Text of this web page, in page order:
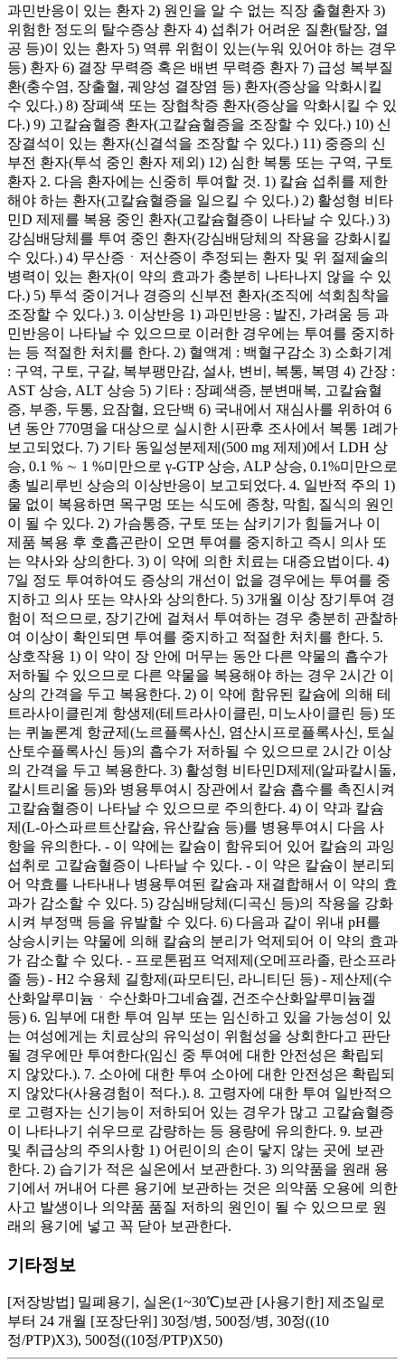
과민반응이 있는 환자 2) 원인을 알 수 없는 직장 출혈환자 3)
위험한 정도의 탈수증상 환자 4) 섭취가 어려운 질환(탈장, 열
공 등)이 있는 환자 5) 역류 위험이 있는(누워 있어야 하는 경우
등) 환자 6) 결장 무력증 혹은 배변 무력증 환자 7) 급성 복부질
환(충수염, 장출혈, 궤양성 결장염 등) 환자(증상을 악화시킬
수 있다.) 8) 장폐색 또는 장협착증 환자(증상을 악화시킬 수 있
다.) 9) 고칼슘혈증 환자(고칼슘혈증을 조장할 수 있다.) 10) 신
장결석이 있는 환자(신결석을 조장할 수 있다.) 11) 중증의 신
부전 환자(투석 중인 환자 제외) 12) 심한 복통 또는 구역, 구토
환자 2. 다음 환자에는 신중히 투여할 것. 1) 칼슘 섭취를 제한
해야 하는 환자(고칼슘혈증을 일으킬 수 있다.) 2) 활성형 비타
민D 제제를 복용 중인 환자(고칼슘혈증이 나타날 수 있다.) 3)
강심배당체를 투여 중인 환자(강심배당체의 작용을 강화시킬
수 있다.) 4) 무산증ㆍ저산증이 추정되는 환자 및 위 절제술의
병력이 있는 환자(이 약의 효과가 충분히 나타나지 않을 수 있
다.) 5) 투석 중이거나 경증의 신부전 환자(조직에 석회침착을
조장할 수 있다.) 3. 이상반응 1) 과민반응 : 발진, 가려움 등 과
민반응이 나타날 수 있으므로 이러한 경우에는 투여를 중지하
는 등 적절한 처치를 한다. 2) 혈액계 : 백혈구감소 3) 소화기계
: 구역, 구토, 구갈, 복부팽만감, 설사, 변비, 복통, 복명 4) 간장 :
AST 상승, ALT 상승 5) 기타 : 장폐색증, 분변매복, 고칼슘혈
증, 부종, 두통, 요잠혈, 요단백 6) 국내에서 재심사를 위하여 6
년 동안 770명을 대상으로 실시한 시판후 조사에서 복통 1례가
보고되었다. 7) 기타 동일성분제제(500 mg 제제)에서 LDH 상
승, 0.1 % ∼ 1 %미만으로 γ-GTP 상승, ALP 상승, 0.1%미만으로
총 빌리루빈 상승의 이상반응이 보고되었다. 4. 일반적 주의 1)
물 없이 복용하면 목구멍 또는 식도에 종창, 막힘, 질식의 원인
이 될 수 있다. 2) 가슴통증, 구토 또는 삼키기가 힘들거나 이
제품 복용 후 호흡곤란이 오면 투여를 중지하고 즉시 의사 또
는 약사와 상의한다. 3) 이 약에 의한 치료는 대증요법이다. 4)
7일 정도 투여하여도 증상의 개선이 없을 경우에는 투여를 중
지하고 의사 또는 약사와 상의한다. 5) 3개월 이상 장기투여 경
험이 적으므로, 장기간에 걸쳐서 투여하는 경우 충분히 관찰하
여 이상이 확인되면 투여를 중지하고 적절한 처치를 한다. 5.
상호작용 1) 이 약이 장 안에 머무는 동안 다른 약물의 흡수가
저하될 수 있으므로 다른 약물을 복용해야 하는 경우 2시간 이
상의 간격을 두고 복용한다. 2) 이 약에 함유된 칼슘에 의해 테
트라사이클린계 항생제(테트라사이클린, 미노사이클린 등) 또
는 퀴놀론계 항균제(노르플록사신, 염산시프로플록사신, 토실
산토수플록사신 등)의 흡수가 저하될 수 있으므로 2시간 이상
의 간격을 두고 복용한다. 3) 활성형 비타민D제제(알파칼시돌,
칼시트리올 등)와 병용투여시 장관에서 칼슘 흡수를 촉진시켜
고칼슘혈증이 나타날 수 있으므로 주의한다. 4) 이 약과 칼슘
제(L-아스파르트산칼슘, 유산칼슘 등)를 병용투여시 다음 사
항을 유의한다. - 이 약에는 칼슘이 함유되어 있어 칼슘의 과잉
섭취로 고칼슘혈증이 나타날 수 있다. - 이 약은 칼슘이 분리되
어 약효를 나타내나 병용투여된 칼슘과 재결합해서 이 약의 효
과가 감소할 수 있다. 5) 강심배당체(디곡신 등)의 작용을 강화
시켜 부정맥 등을 유발할 수 있다. 6) 다음과 같이 위내 pH를
상승시키는 약물에 의해 칼슘의 분리가 억제되어 이 약의 효과
가 감소할 수 있다. - 프로톤펌프 억제제(오메프라졸, 란소프라
졸 등) - H2 수용체 길항제(파모티딘, 라니티딘 등) - 제산제(수
산화알루미늄ㆍ수산화마그네슘겔, 건조수산화알루미늄겔
등) 6. 임부에 대한 투여 임부 또는 임신하고 있을 가능성이 있
는 여성에게는 치료상의 유익성이 위험성을 상회한다고 판단
될 경우에만 투여한다(임신 중 투여에 대한 안전성은 확립되
지 않았다.). 7. 소아에 대한 투여 소아에 대한 안전성은 확립되
지 않았다(사용경험이 적다.). 8. 고령자에 대한 투여 일반적으
로 고령자는 신기능이 저하되어 있는 경우가 많고 고칼슘혈증
이 나타나기 쉬우므로 감량하는 등 용량에 유의한다. 9. 보관
및 취급상의 주의사항 1) 어린이의 손이 닿지 않는 곳에 보관
한다. 2) 습기가 적은 실온에서 보관한다. 3) 의약품을 원래 용
기에서 꺼내어 다른 용기에 보관하는 것은 의약품 오용에 의한
사고 발생이나 의약품 품질 저하의 원인이 될 수 있으므로 원
래의 용기에 넣고 꼭 닫아 보관한다.
기타정보
[저장방법] 밀폐용기, 실온(1~30℃)보관 [사용기한] 제조일로
부터 24 개월 [포장단위] 30정/병, 500정/병, 30정((10
정/PTP)X3), 500정((10정/PTP)X50)